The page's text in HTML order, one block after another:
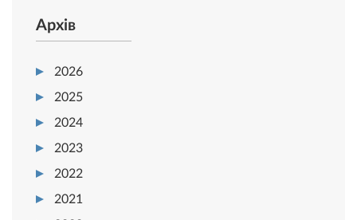
Архів
2026
2025
2024
2023
2022
2021